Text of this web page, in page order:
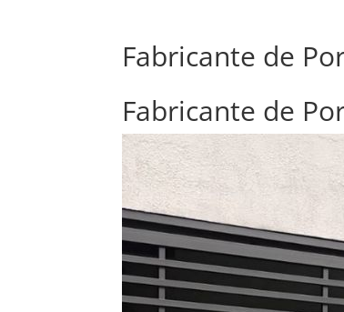
Fabricante de
Fabricante de